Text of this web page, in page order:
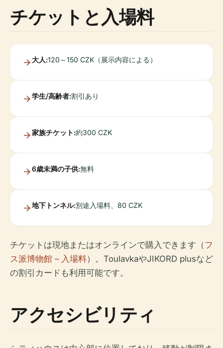
チケットと入場料
大人:120～150 CZK（展示内容による）
学生/高齢者:割引あり
家族チケット:約300 CZK
6歳未満の子供:無料
地下トンネル:別途入場料、80 CZK
チケットは現地またはオンラインで購入できます（フ
ス派博物館 – 入場料）。ToulavkaやJIKORD plusなど
の割引カードも利用可能です。
アクセシビリティ